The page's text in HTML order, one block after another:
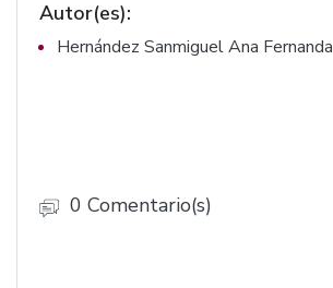
ordenamiento. (F. 3171)
Autor(es):
Hernández Sanmiguel Ana Fernanda
0 Comentario(s)